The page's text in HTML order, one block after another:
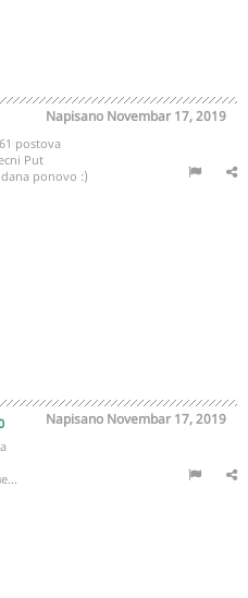
Napisano Novembar 17, 2019
postova
Put
ponovo :)
Napisano Novembar 17, 2019